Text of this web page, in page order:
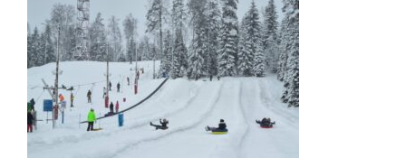
About us
Contact